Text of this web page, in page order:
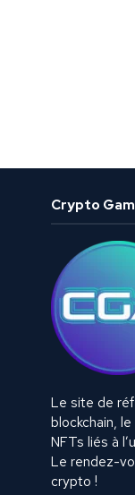
Crypto
Le site de
blockchain,
NFTs liés à
Le rendez-
crypto !